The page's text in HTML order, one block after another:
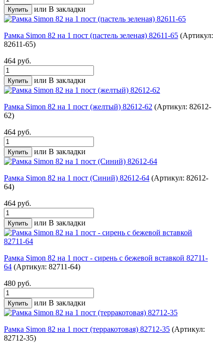
или В закладки
Рамка Simon 82 на 1 пост (пастель зеленая) 82611-65 (Артикул:
82611-65)
464 руб.
или В закладки
Рамка Simon 82 на 1 пост (желтый) 82612-62 (Артикул: 82612-
62)
464 руб.
или В закладки
Рамка Simon 82 на 1 пост (Синий) 82612-64 (Артикул: 82612-
64)
464 руб.
или В закладки
Рамка Simon 82 на 1 пост - сирень с бежевой вставкой 82711-
64 (Артикул: 82711-64)
480 руб.
или В закладки
Рамка Simon 82 на 1 пост (терракотовая) 82712-35 (Артикул:
82712-35)